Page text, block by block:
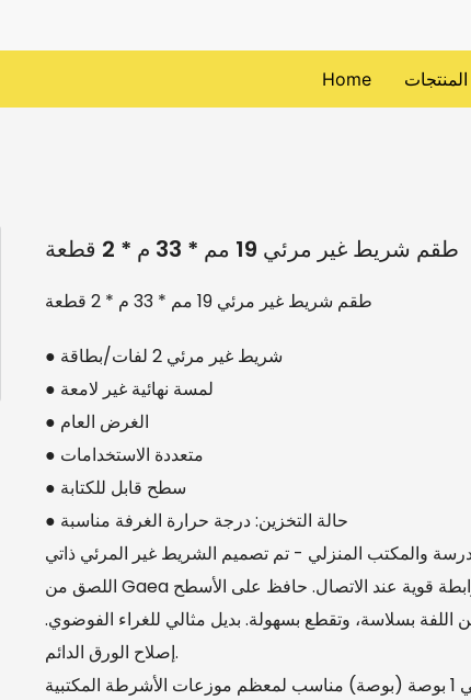
Home المنتجات
طقم شريط غير مرئي 19 مم * 33 م * 2 قطعة
طقم شريط غير مرئي 19 مم * 33 م * 2 قطعة
● شريط غير مرئي 2 لفات/بطاقة
● لمسة نهائية غير لامعة
● الغرض العام
● متعددة الاستخدامات
● سطح قابل للكتابة
● حالة التخزين: درجة حرارة الغرفة مناسبة
والمكتب المنزلي - تم تصميم الشريط غير المرئي ذاتي
اللصق من Gaea بشكل غير لامع ولن يؤثر على مظهر السطح. يوفر رابطة قوية عند الاتصال. حافظ على الأسطح
اللفة بسلاسة، وتقطع بسهولة. بديل مثالي للغراء الفوضوي.
إصلاح الورق الدائم.
مع تصميم بمقاس عالمي، كل شريط بقلب داخلي 1 بوصة (بوصة) مناسب لمعظم موزعات الأشرطة المكتبية